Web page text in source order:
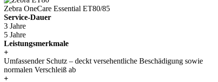
Zebra OneCare Essential ET80/85
Service-Dauer
3 Jahre
5 Jahre
Leistungsmerkmale
+
Umfassender Schutz – deckt versehentliche Beschädigung sowie
normalen Verschleiß ab
+